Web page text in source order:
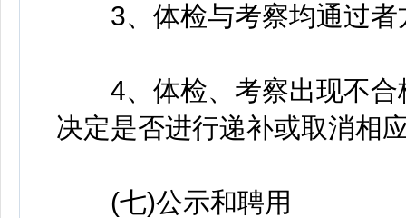
3、体检与考察均通过者
4、体检、考察出现不合
决定是否进行递补或取消相
(七)公示和聘用